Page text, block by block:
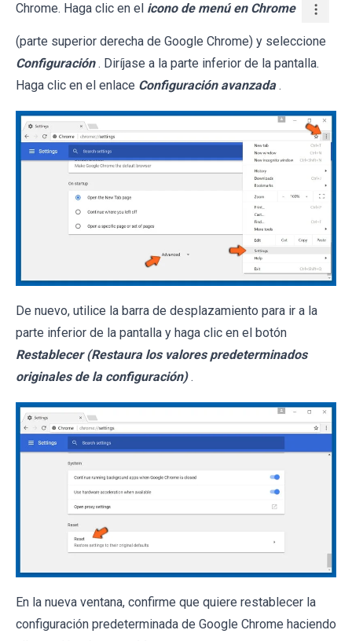
Chrome. Haga clic en el icono de menú en Chrome
(parte superior derecha de Google Chrome) y seleccione
Configuración . Diríjase a la parte inferior de la pantalla.
Haga clic en el enlace Configuración avanzada .
De nuevo, utilice la barra de desplazamiento para ir a la
parte inferior de la pantalla y haga clic en el botón
Restablecer (Restaura los valores predeterminados
originales de la configuración) .
En la nueva ventana, confirme que quiere restablecer la
configuración predeterminada de Google Chrome haciendo